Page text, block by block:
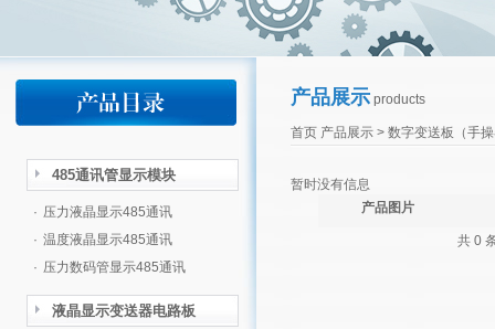
485通讯管显示模块
· 压力液晶显示485通讯
· 温度液晶显示485通讯
· 压力数码管显示485通讯
液晶显示变送器电路板
产品展示products
首页 产品展示> 数字变送板（手
暂时没有信息
产品图片
共 0